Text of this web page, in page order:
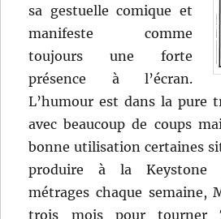
sa gestuelle comique et
manifeste comme
toujours une forte
présence à l’écran.
L’humour est dans la pure
avec beaucoup de coups
bonne utilisation certaines
produire à la Keystone
métrages chaque semaine,
trois mois pour tourner